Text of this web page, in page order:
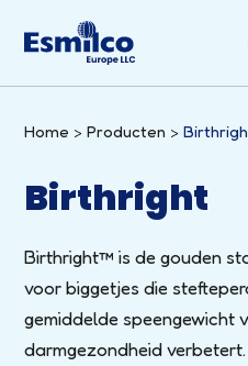
Home Producten
Birthright
Birthright™ is de gouden
voor biggetjes die
gemiddelde speengewicht
darmgezondheid verbetert.